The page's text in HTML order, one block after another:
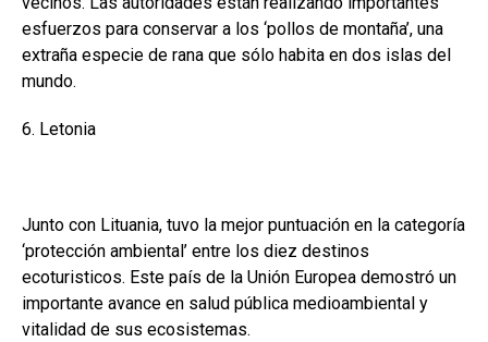
esfuerzos para conservar a los ‘pollos de montaña’, una
extraña especie de rana que sólo habita en dos islas del
mundo.
6. Letonia
Junto con Lituania, tuvo la mejor puntuación en la categoría
‘protección ambiental’ entre los diez destinos
ecoturisticos. Este país de la Unión Europea demostró un
importante avance en salud pública medioambiental y
vitalidad de sus ecosistemas.